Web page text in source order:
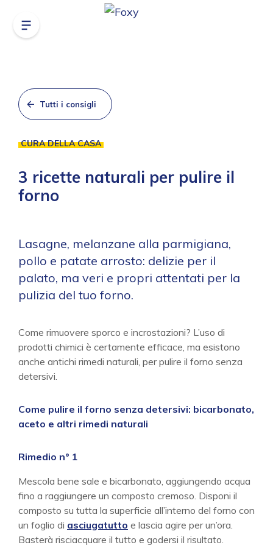
Tutti i consigli
CURA DELLA CASA
3 ricette naturali per pulire il
forno
Lasagne, melanzane alla parmigiana,
pollo e patate arrosto: delizie per il
palato, ma veri e propri attentati per la
pulizia del tuo forno.
Come rimuovere sporco e incrostazioni? L’uso di
prodotti chimici è certamente efficace, ma esistono
anche antichi rimedi naturali, per pulire il forno senza
detersivi.
Come pulire il forno senza detersivi: bicarbonato,
aceto e altri rimedi naturali
Rimedio n° 1
Mescola bene sale e bicarbonato, aggiungendo acqua
fino a raggiungere un composto cremoso. Disponi il
composto su tutta la superficie all’interno del forno con
un foglio di asciugatutto e lascia agire per un’ora.
Basterà risciacquare il tutto e godersi il risultato.